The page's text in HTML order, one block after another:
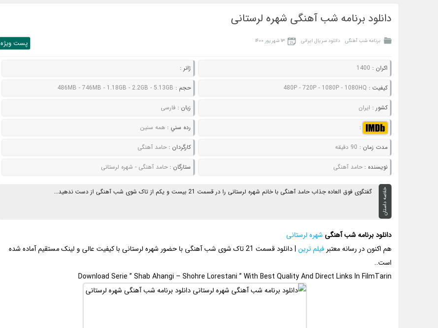
دانلود برنامه شب آهنگی شهره لرستانی
برنامه شب آهنگی دانلود سریال ایرانی ۱۳ شهریور ۱۴۰۰ پست ويژه
اکران : 1400 ژانر :
کيفيت : 480P - 720P - 1080P - 1080HQ حجم : 486MB - 746MB - 1.18GB - 2.2GB - 5.13GB
کشور : ایران زبان :فارسی
: رده سني :همه سنین
مدت زمان : 90 دقیقه کارگردان :حامد آهنگی
نويسنده :حامد آهنگی ستارگان :حامد آهنگی - شهره لرستانی
خلاصه داستان گفتگوی فوق العاده جذاب حامد آهنگی با خانم شهره لرستانی را در قسمت 21 بیست و یکم از تاک شوی شب آهنگی از دست ندهید...
دانلود برنامه شب آهنگی شهره لرستانی
هم اکنون در رسانه معتبرفیلم ترین
| دانلود قسمت 21 تاک شوی شب آهنگی با حضور شهره لرستانی با کیفیت عالی و لینک مستقیم آماده شده
است..
Download Serie ” Shab Ahangi – Shohre Lorestani ” With Best Quality And Direct Links In FilmTarin